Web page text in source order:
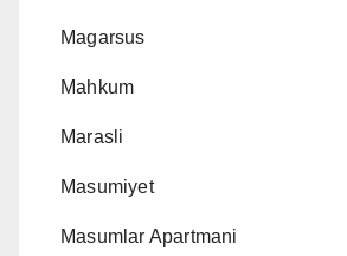
Magarsus
Mahkum
Marasli
Masumiyet
Masumlar Apartmani